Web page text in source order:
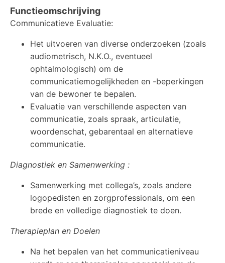
Functieomschrijving
Communicatieve Evaluatie:
Het uitvoeren van diverse onderzoeken (zoals
audiometrisch, N.K.O., eventueel
ophtalmologisch) om de
communicatiemogelijkheden en -beperkingen
van de bewoner te bepalen.
Evaluatie van verschillende aspecten van
communicatie, zoals spraak, articulatie,
woordenschat, gebarentaal en alternatieve
communicatie.
Diagnostiek en Samenwerking :
Samenwerking met collega’s, zoals andere
logopedisten en zorgprofessionals, om een
brede en volledige diagnostiek te doen.
Therapieplan en Doelen
Na het bepalen van het communicatieniveau